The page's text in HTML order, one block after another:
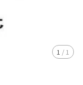
1 / 1